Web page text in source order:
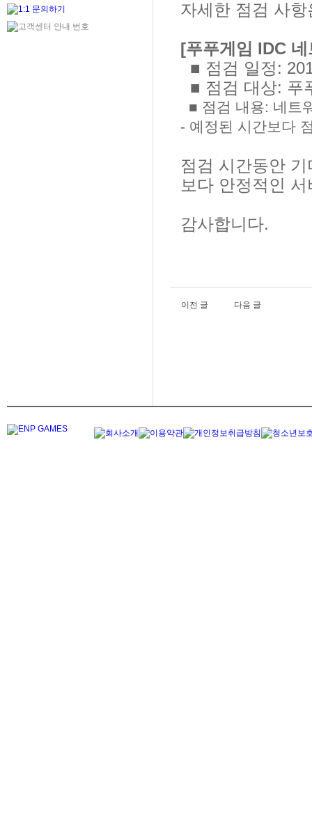
자세한 점검 사
[푸푸게임 IDC
■ 점검 일정:
■ 점검 대상: 푸
■ 점검 내용: 네트
- 예정된 시간보다
점검 시간동안
보다 안정적인
감사합니다.
이전 글 다음 글